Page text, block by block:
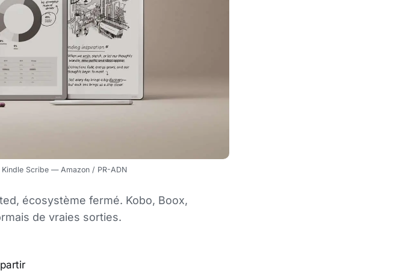
Scribe — Amazon / PR-ADN
écosystème fermé. Kobo, Boox,
de vraies sorties.